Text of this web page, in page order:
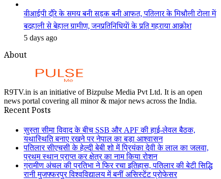
वीआईपी दौरे के समय बनी सड़क बनी आफत, पतिलार के मिश्रौली टोला में
बदहाली से बेहाल ग्रामीण, जनप्रतिनिधियों के प्रति गहराया आक्रोश
5 days ago
About
R9TV.in is an initiative of Bizpulse Media Pvt Ltd. It is an open
news portal covering all minor & major news across the India.
Recent Posts
सुस्ता सीमा विवाद के बीच SSB और APF की हाई-लेवल बैठक,
यथास्थिति बनाए रखने पर नेपाल का बड़ा आश्वासन
पतिलार सीएचसी के हेल्दी बेबी शो में प्रियंका देवी के लाल का जलवा,
प्रथम स्थान प्राप्त कर क्षेत्र का नाम किया रोशन
ग्रामीण अंचल की प्रतिभा ने फिर रचा इतिहास, पतिलार की बेटी सिद्धि
रानी मुजफ्फरपुर विश्वविद्यालय में बनीं असिस्टेंट प्रोफेसर